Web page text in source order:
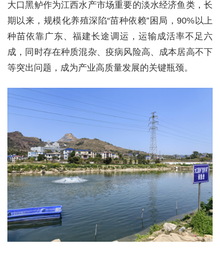
大口黑鲈作为江西水产市场重要的淡水经济鱼类，长
期以来，规模化养殖深陷“苗种依赖”困局，90%以上
种苗依靠广东、福建长途调运，运输成活率不足六
成，同时存在种质混杂、疫病风险高、成本居高不下
等突出问题，成为产业高质量发展的关键瓶颈。